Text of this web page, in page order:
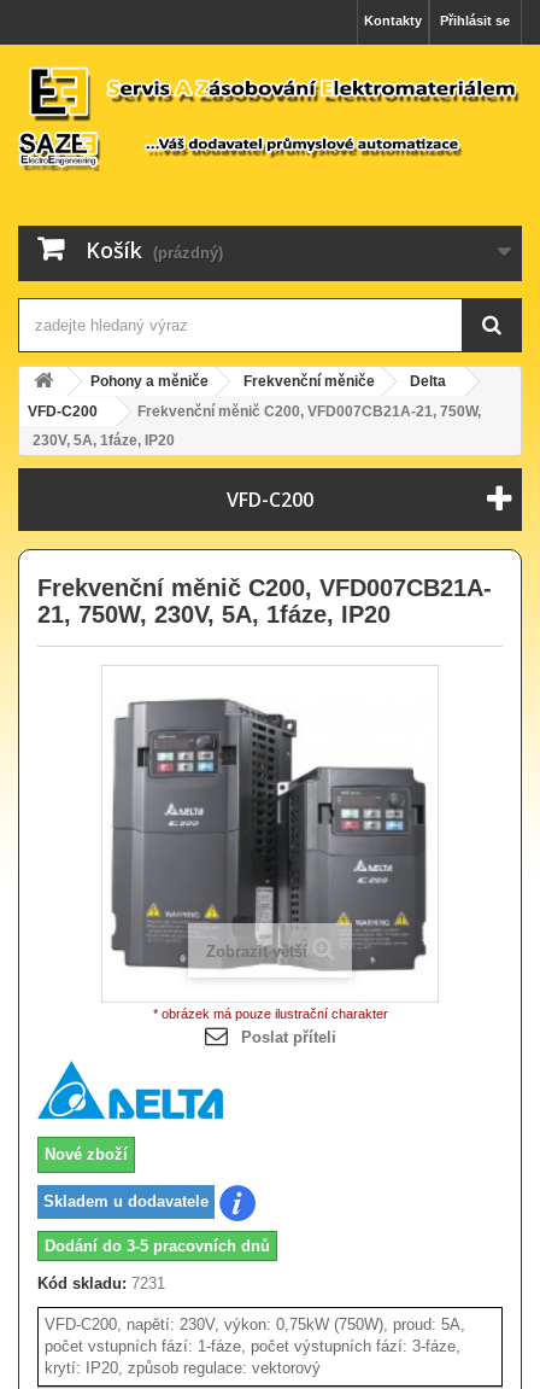
Přihlásit se
Kontakty
Košík (prázdný)
Pohony a měniče Frekvenční měniče
Delta
VFD-C200
Frekvenční měnič C200, VFD007CB21A-21, 750W,
230V, 5A, 1fáze, IP20
VFD-C200
Frekvenční měnič C200, VFD007CB21A-
21, 750W, 230V, 5A, 1fáze, IP20
Zobrazit větší
* obrázek má pouze ilustrační charakter
Poslat příteli
Nové zboží
Skladem u dodavatele
Dodání do 3-5 pracovních dnů
Kód skladu: 7231
VFD-C200, napětí: 230V, výkon: 0,75kW (750W), proud: 5A,
počet vstupních fází: 1-fáze, počet výstupních fází: 3-fáze,
krytí: IP20, způsob regulace: vektorový